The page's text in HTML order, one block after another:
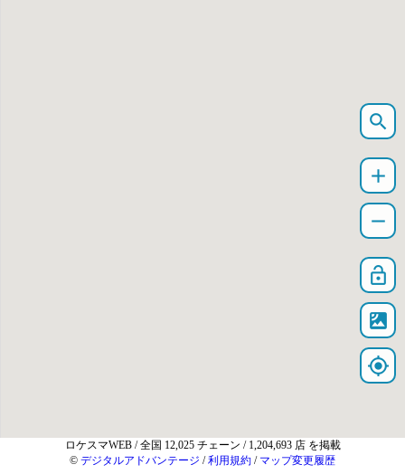
search
add
remove
lock_open
satellite
my_location
ロケスマWEB / 全国 12,025 チェーン / 1,204,693 店 を掲載
© デジタルアドバンテージ /利用規約 / マップ変更履歴